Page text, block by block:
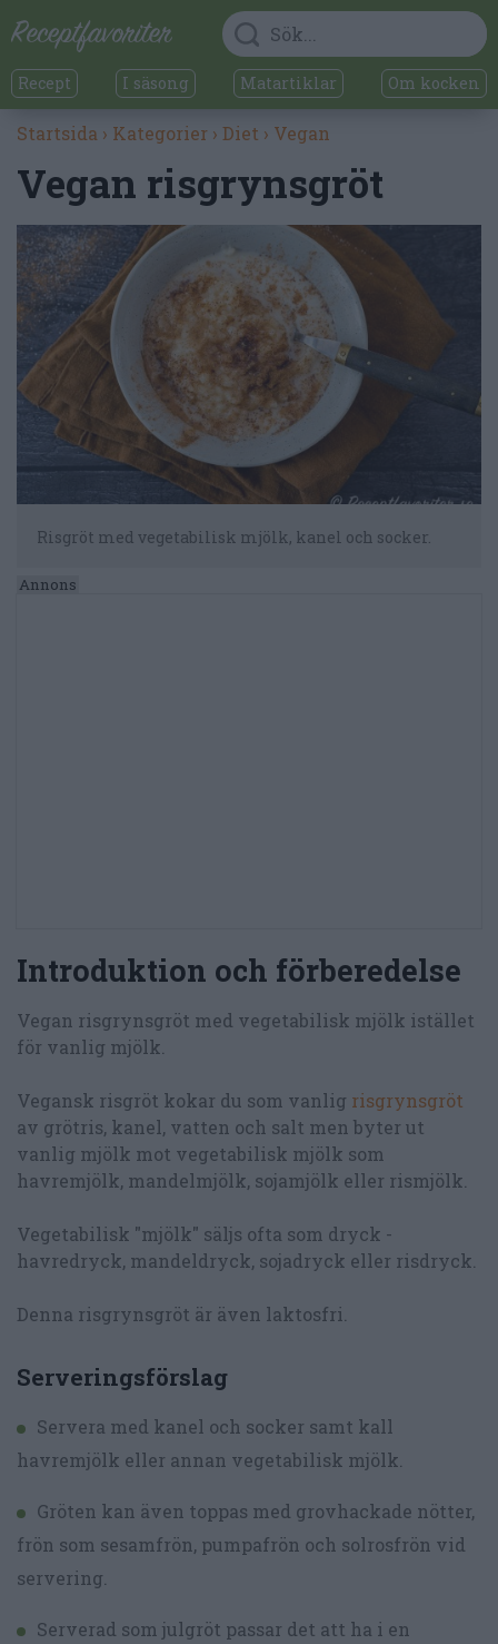
Recept I säsong Matartiklar Om kocken
Startsida › Kategorier › Diet › Vegan
Vegan risgrynsgröt
Risgröt med vegetabilisk mjölk, kanel och socker.
Introduktion och förberedelse
Vegan risgrynsgröt med vegetabilisk mjölk istället
för vanlig mjölk.
Vegansk risgröt kokar du som vanlig risgrynsgröt
av grötris, kanel, vatten och salt men byter ut
vanlig mjölk mot vegetabilisk mjölk som
havremjölk, mandelmjölk, sojamjölk eller rismjölk.
Vegetabilisk "mjölk" säljs ofta som dryck -
havredryck, mandeldryck, sojadryck eller risdryck.
Denna risgrynsgröt är även laktosfri.
Serveringsförslag
Servera med kanel och socker samt kall
havremjölk eller annan vegetabilisk mjölk.
Gröten kan även toppas med grovhackade nötter,
frön som sesamfrön, pumpafrön och solrosfrön vid
servering.
Serverad som julgröt passar det att ha i en